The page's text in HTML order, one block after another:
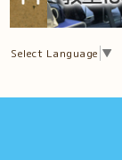
Select Language ▼